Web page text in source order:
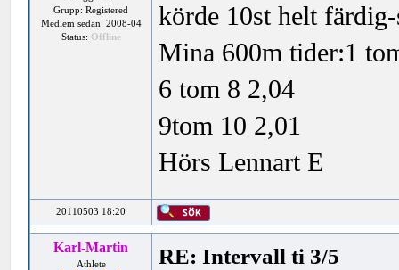
Grupp: Registered
Medlem sedan: 2008-04
Status: Offline
körde 10st helt
Mina 600m tider:1
6 tom 8 2,04
9tom 10 2,01
Hörs Lennart E
20110503 18:20
Karl-Martin
Athlete RE: Intervall ti 3/5